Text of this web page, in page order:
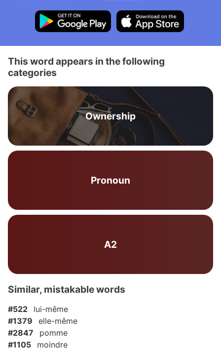
This word appears in the following
categories
Ownership
Pronoun
A2
Similar, mistakable words
#522
lui-même
#1379
elle-même
#2847
pomme
#1105
moindre